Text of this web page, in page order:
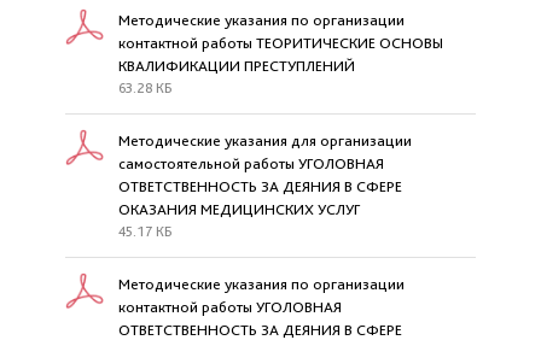
Методические указания по организации
контактной работы ТЕОРИТИЧЕСКИЕ ОСНОВЫ
КВАЛИФИКАЦИИ ПРЕСТУПЛЕНИЙ
63.28 КБ
Методические указания для организации
самостоятельной работы УГОЛОВНАЯ
ОТВЕТСТВЕННОСТЬ ЗА ДЕЯНИЯ В СФЕРЕ
ОКАЗАНИЯ МЕДИЦИНСКИХ УСЛУГ
45.17 КБ
Методические указания по организации
контактной работы УГОЛОВНАЯ
ОТВЕТСТВЕННОСТЬ ЗА ДЕЯНИЯ В СФЕРЕ